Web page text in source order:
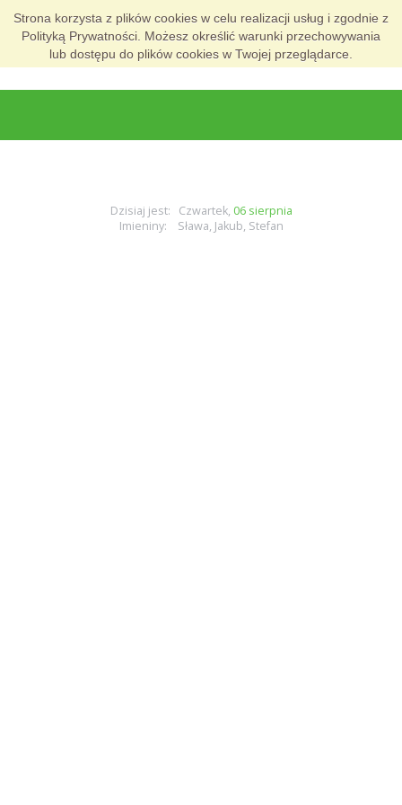
Strona korzysta z plików cookies w celu realizacji usług i zgodnie z
Polityką Prywatności. Możesz określić warunki przechowywania
lub dostępu do plików cookies w Twojej przeglądarce.
Dzisiaj jest: Czwartek, 06 sierpnia
Imieniny: Sława, Jakub, Stefan